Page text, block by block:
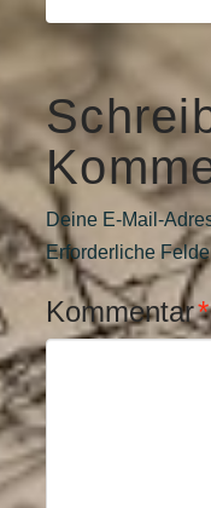
Deine E-Mail-
Erforderliche
Kommentar*